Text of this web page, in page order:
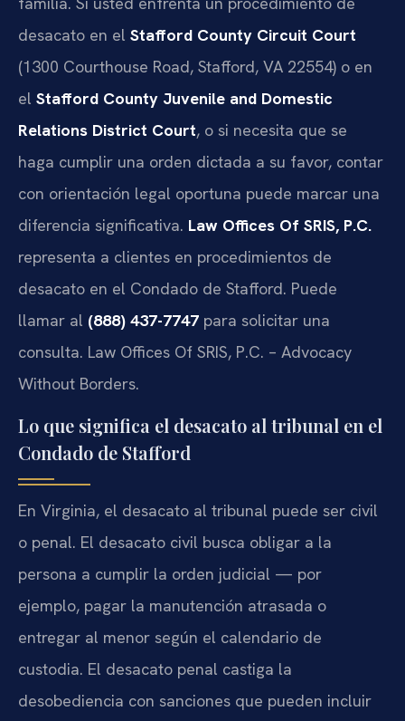
desacato en el Stafford County Circuit Court
(1300 Courthouse Road, Stafford, VA 22554) o en
el Stafford County Juvenile and Domestic
Relations District Court, o si necesita que se
haga cumplir una orden dictada a su favor, contar
con orientación legal oportuna puede marcar una
diferencia significativa. Law Offices Of SRIS, P.C.
representa a clientes en procedimientos de
desacato en el Condado de Stafford. Puede
llamar al (888) 437-7747 para solicitar una
consulta. Law Offices Of SRIS, P.C. – Advocacy
Without Borders.
Lo que significa el desacato al tribunal en el
Condado de Stafford
En Virginia, el desacato al tribunal puede ser civil
o penal. El desacato civil busca obligar a la
persona a cumplir la orden judicial — por
ejemplo, pagar la manutención atrasada o
entregar al menor según el calendario de
custodia. El desacato penal castiga la
desobediencia con sanciones que pueden incluir